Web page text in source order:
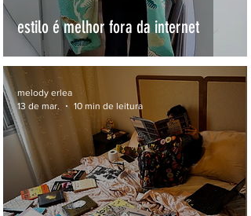
estilo é melhor fora da internet
melody erlea
13 de mar.
10 min de leitura